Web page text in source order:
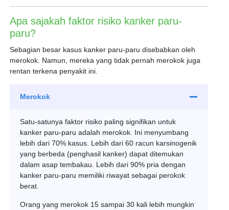
Apa sajakah faktor risiko kanker paru-
paru?
Sebagian besar kasus kanker paru-paru disebabkan oleh
merokok. Namun, mereka yang tidak pernah merokok juga
rentan terkena penyakit ini.
Merokok
Satu-satunya faktor risiko paling signifikan untuk
kanker paru-paru adalah merokok. Ini menyumbang
lebih dari 70% kasus. Lebih dari 60 racun karsinogenik
yang berbeda (penghasil kanker) dapat ditemukan
dalam asap tembakau. Lebih dari 90% pria dengan
kanker paru-paru memiliki riwayat sebagai perokok
berat.
Orang yang merokok 15 sampai 30 kali lebih mungkin